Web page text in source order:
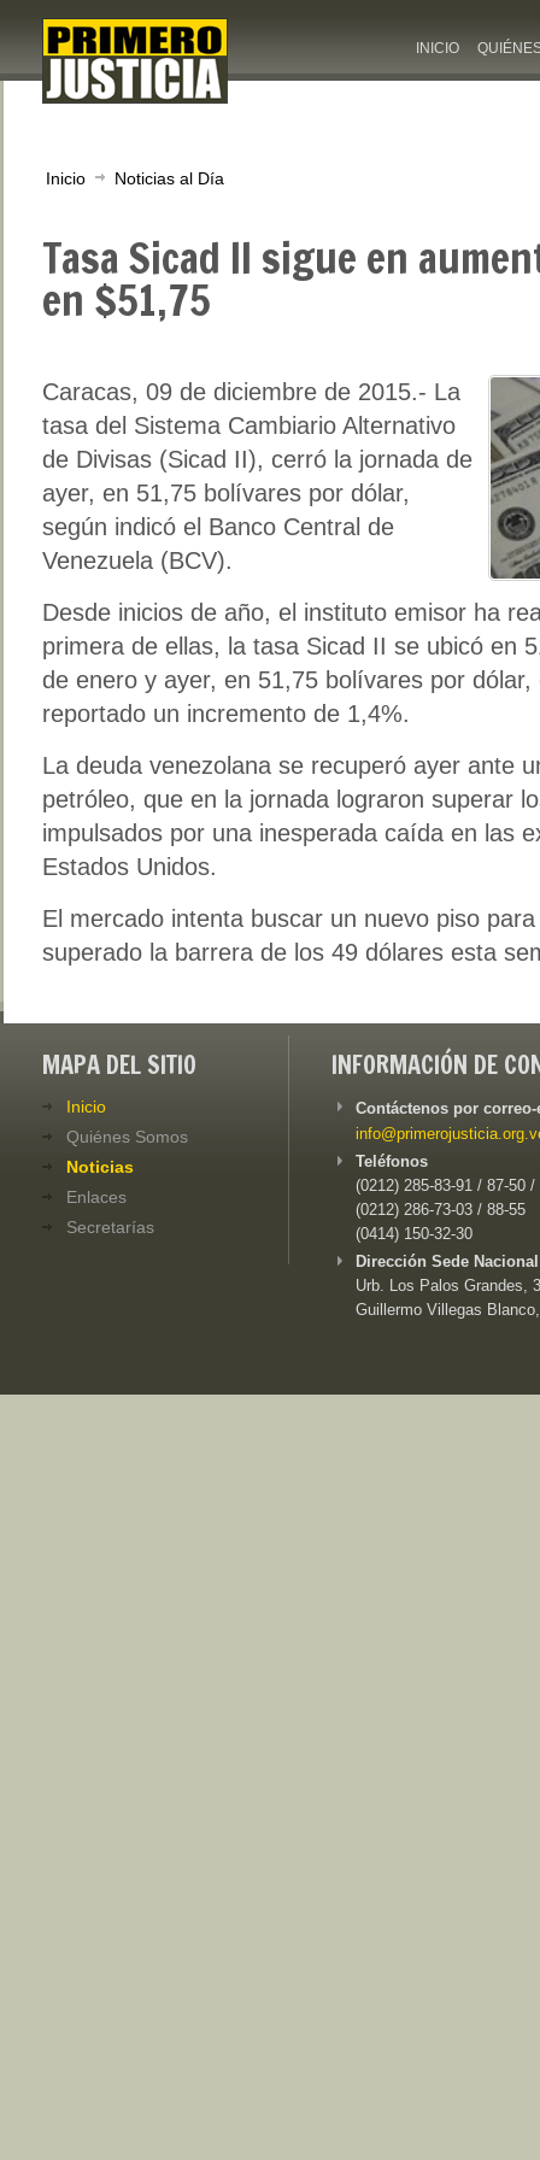
INICIO
Inicio Noticias al Día
Tasa Sicad II sigue en
en $51,75
Caracas, 09 de diciembre de 2015.- La
tasa del Sistema Cambiario Alternativo
de Divisas (Sicad II), cerró la jornada de
ayer, en 51,75 bolívares por dólar,
según indicó el Banco Central de
Venezuela (BCV).
Desde inicios de año, el instituto emisor ha
primera de ellas, la tasa Sicad II se ubicó en
de enero y ayer, en 51,75 bolívares por
reportado un incremento de 1,4%.
La deuda venezolana se recuperó ayer ante
petróleo, que en la jornada lograron superar
impulsados por una inesperada caída en las
Estados Unidos.
El mercado intenta buscar un nuevo piso
superado la barrera de los 49 dólares esta
MAPA DEL SITIO
Inicio
Quiénes Somos
Noticias
Enlaces
Secretarías
INFORMACIÓN DE
Contáctenos por
Teléfonos
(0212) 285-83-91 / 87-50 /
(0212) 286-73-03 / 88-55
(0414) 150-32-30
Dirección Sede
Urb. Los Palos Grandes,
Guillermo Villegas